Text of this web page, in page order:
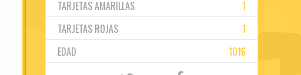
TARJETAS AMARILLAS
1
TARJETAS ROJAS
1
EDAD
1016